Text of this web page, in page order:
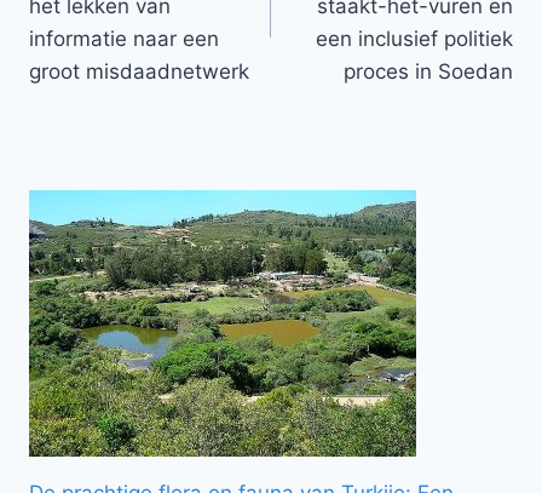
het lekken van
informatie naar een
groot misdaadnetwerk
staakt-het-vuren en
een inclusief politiek
proces in Soedan